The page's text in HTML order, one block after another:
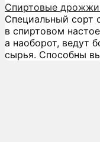
Спиртовые дрожжи
Специальный сорт
в спиртовом
а наоборот, ведут
сырья. Способны